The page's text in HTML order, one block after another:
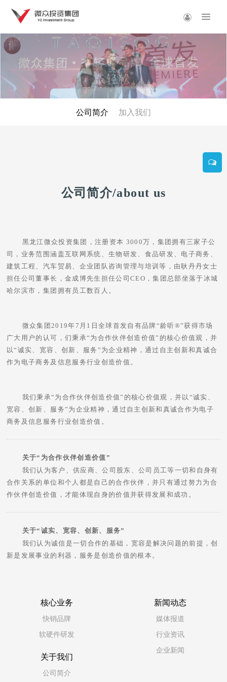
公司简介 加入我们
公司简介/about us
黑龙江微众投资集团，注册资本 3000万，集团拥有三家子公
司，业务范围涵盖互联网系统、生物研发、食品研发、电子商务、
建筑工程、汽车贸易、企业团队咨询管理与培训等，由耿丹丹女士
担任公司董事长，金成博先生担任公司CEO，集团总部坐落于冰城
哈尔滨市，集团拥有员工数百人。
微众集团2019年7月1日全球首发自有品牌“龄听®”获得市场
广大用户的认可，们秉承“为合作伙伴创造价值”的核心价值观，并
以“诚实、宽容、创新、服务”为企业精神，通过自主创新和真诚合
作为电子商务及信息服务行业创造价值。
我们秉承“为合作伙伴创造价值”的核心价值观，并以“诚实、
宽容、创新、服务”为企业精神，通过自主创新和真诚合作为电子
商务及信息服务行业创造价值。
关于“为合作伙伴创造价值”
我们认为客户、供应商、公司股东、公司员工等一切和自身有
合作关系的单位和个人都是自己的合作伙伴，并只有通过努力为合
作伙伴创造价值，才能体现自身的价值并获得发展和成功。
关于“诚实、宽容、创新、服务”
我们认为诚信是一切合作的基础，宽容是解决问题的前提，创
新是发展事业的利器，服务是创造价值的根本。
核心业务
快销品牌
软硬件研发
新闻动态
媒体报道
行业资讯
企业新闻
关于我们
公司简介